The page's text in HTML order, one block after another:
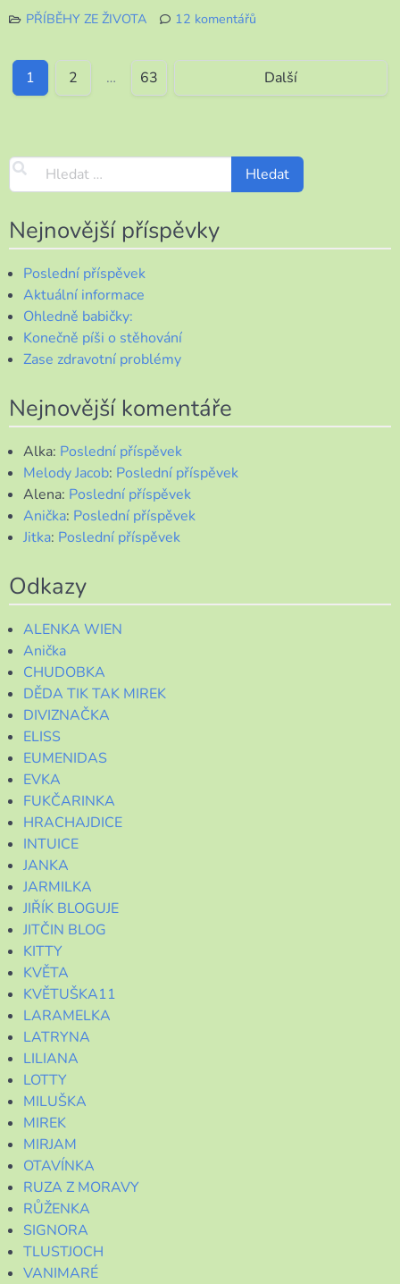
PŘÍBĚHY ZE ŽIVOTA
12 komentářů
názvem
uvolněné
rozvolňováním,
1 2 … 63 Další
Nejnovější příspěvky
Poslední příspěvek
Aktuální informace
Ohledně babičky:
Konečně píši o stěhování
Zase zdravotní problémy
Nejnovější komentáře
Alka: Poslední příspěvek
Melody Jacob: Poslední příspěvek
Alena: Poslední příspěvek
Anička: Poslední příspěvek
Jitka: Poslední příspěvek
Odkazy
ALENKA WIEN
Anička
CHUDOBKA
DĚDA TIK TAK MIREK
DIVIZNAČKA
ELISS
EUMENIDAS
EVKA
FUKČARINKA
HRACHAJDICE
INTUICE
JANKA
JARMILKA
JIŘÍK BLOGUJE
JITČIN BLOG
KITTY
KVĚTA
KVĚTUŠKA11
LARAMELKA
LATRYNA
LILIANA
LOTTY
MILUŠKA
MIREK
MIRJAM
OTAVÍNKA
RUZA Z MORAVY
RŮŽENKA
SIGNORA
TLUSTJOCH
VANIMARÉ